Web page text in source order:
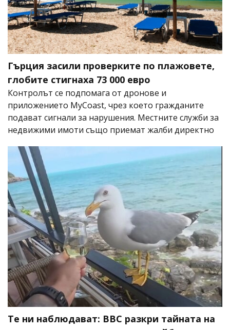
Гърция засили проверките по плажовете,
глобите стигнаха 73 000 евро
Контролът се подпомага от дронове и
приложението MyCoast, чрез което гражданите
подават сигнали за нарушения. Местните служби за
недвижими имоти също приемат жалби директно
Те ни наблюдават: BBC разкри тайната на